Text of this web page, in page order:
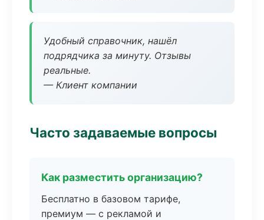
Удобный справочник, нашёл
подрядчика за минуту. Отзывы
реальные.
— Клиент компании
Часто задаваемые вопросы
Как разместить организацию?
Бесплатно в базовом тарифе,
премиум — с рекламой и